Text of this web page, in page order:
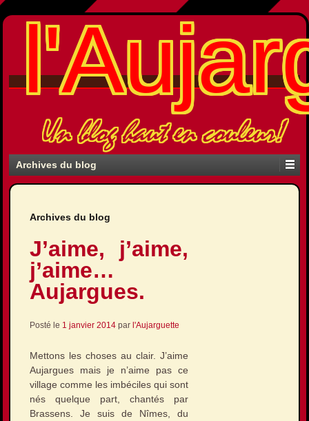
Un blog haut en couleur!
Archives du blog
Archives du blog
J’aime, j’aime,
j’aime…
Aujargues.
Posté le 1 janvier 2014par l'Aujarguette
Mettons les choses au clair. J’aime
Aujargues mais je n’aime pas ce
village comme les imbéciles qui sont
nés quelque part, chantés par
Brassens. Je suis de Nîmes, du